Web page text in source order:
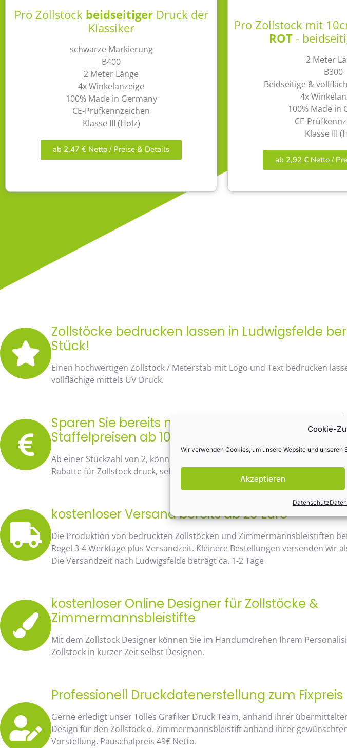
Cookie-
Wir verwenden Cookies, um unsere Website und unseren
Akzeptieren
Datenschutz
Pro Zollstock beidseitiger Druck der
Klassiker
schwarze Markierung
B400
2 Meter Länge
4x Winkelanzeige
100% Made in Germany
CE-Prüfkennzeichen
Klasse III (Holz)
ab 2,47 € Netto / Preise & Details
Pro Zollstock mit
ROT-
2 Meter
B300
Beidseitige &
4x
100% Made in
CE-
Klasse III
ab 2,92 € Netto /
Zollstöcke bedrucken lassen in Ludwigsfelde
Stück!
Einen hochwertigen Zollstock / Meterstab mit Logo und Text bedrucken
vollflächige mittels UV Druck.
Sparen Sie bereits mit unserem Mengenrabatt /
Staffelpreisen ab 10 Stück fast 48%
Ab einer Stückzahl von 2, können Sie bereits von unserem Mengenrabatt
Rabatte für Zollstock druck, sehen Sie sofort anhand der Staffelpreise.
kostenloser Versand bereits ab 20 Euro
Die Produktion von bedruckten Zollstöcken und Zimmermannsbleistiften
Regel 3-4 Werktage plus Versandzeit. Kleinere Bestellungen versenden wir
Die Versandzeit nach Ludwigsfelde beträgt ca. 1-2 Tage
kostenloser Online Designer für Zollstöcke &
Zimmermannsbleistifte
Mit dem Zollstock Designer können Sie im Handumdrehen Ihrem
Zollstock in kurzer Zeit selbst Designen.
Professionell Druckdatenerstellung zum Fixpreis
Gerne erledigt unser Tolles Grafiker Druck Team, anhand Ihrer
Design für den Zollstock o. Zimmermannsbleistift anhand ihrer
Vorstellung. Pauschalpreis 49€ Netto.